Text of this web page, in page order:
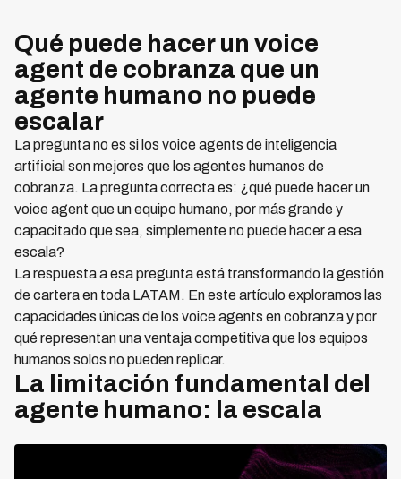
Qué puede hacer un voice
agent de cobranza que un
agente humano no puede
escalar
La pregunta no es si los voice agents de inteligencia
artificial son mejores que los agentes humanos de
cobranza. La pregunta correcta es: ¿qué puede hacer un
voice agent que un equipo humano, por más grande y
capacitado que sea, simplemente no puede hacer a esa
escala?
La respuesta a esa pregunta está transformando la gestión
de cartera en toda LATAM. En este artículo exploramos las
capacidades únicas de los voice agents en cobranza y por
qué representan una ventaja competitiva que los equipos
humanos solos no pueden replicar.
La limitación fundamental del
agente humano: la escala